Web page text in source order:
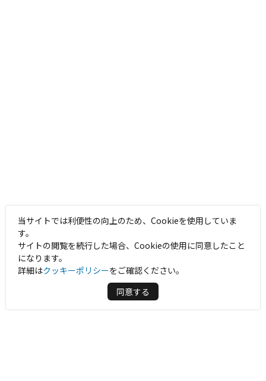
当サイトでは利便性の向上のため、Cookieを使用していま
す。
サイトの閲覧を続行した場合、Cookieの使用に同意したこと
になります。
詳細はクッキーポリシーをご確認ください。
同意する